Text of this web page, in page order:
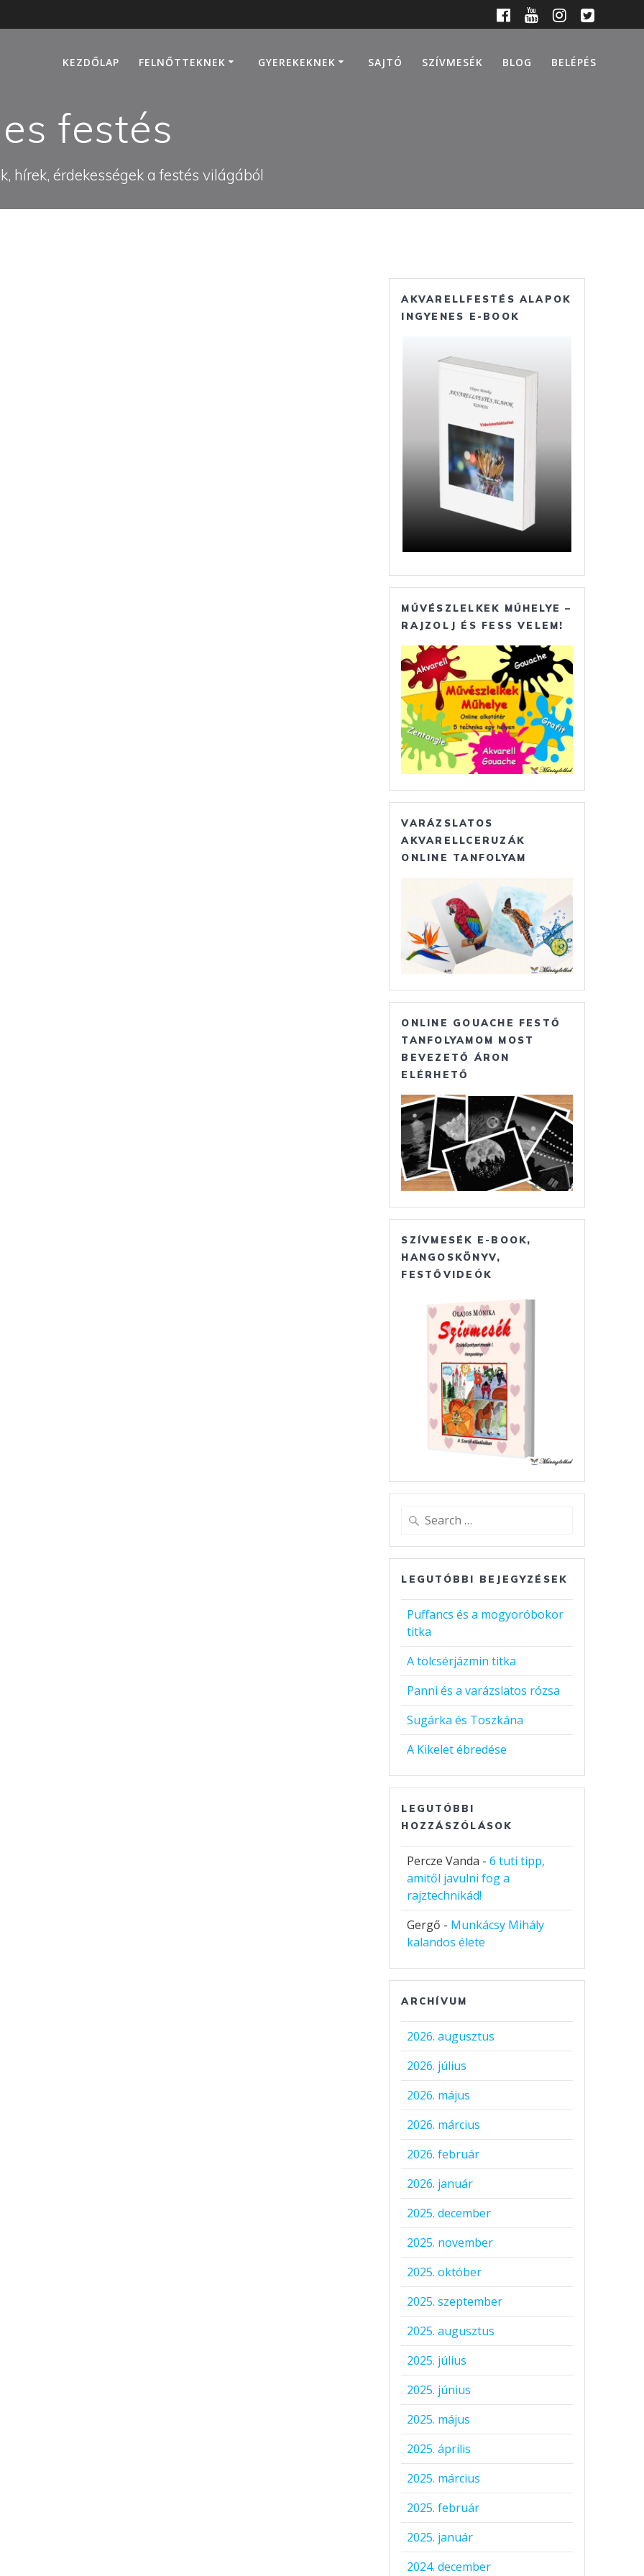
KEZDŐLAP FELNŐTTEKNEK GYEREKEKNEK SAJTÓ SZÍVMESÉK BLOG BELÉPÉS
festés
hírek, érdekességek a festés világából
AKVARELLFESTÉS ALAPOK
INGYENES E-BOOK
MŰVÉSZLELKEK MŰHELYE –
RAJZOLJ ÉS FESS VELEM!
VARÁZSLATOS
AKVARELLCERUZÁK
ONLINE TANFOLYAM
ONLINE GOUACHE FESTŐ
TANFOLYAMOM MOST
BEVEZETŐ ÁRON
ELÉRHETŐ
SZÍVMESÉK E-BOOK,
HANGOSKÖNYV,
FESTŐVIDEÓK
Search
LEGUTÓBBI BEJEGYZÉSEK
Puffancs és a mogyoróbokor
titka
A tölcsérjázmin titka
Panni és a varázslatos rózsa
Sugárka és Toszkána
A Kikelet ébredése
LEGUTÓBBI
HOZZÁSZÓLÁSOK
Percze Vanda -6 tuti tipp,
amitől javulni fog a
rajztechnikád!
Gergő - Munkácsy Mihály
kalandos élete
ARCHÍVUM
2026. augusztus
2026. július
2026. május
2026. március
2026. február
2026. január
2025. december
2025. november
2025. október
2025. szeptember
2025. augusztus
2025. július
2025. június
2025. május
2025. április
2025. március
2025. február
2025. január
2024. december